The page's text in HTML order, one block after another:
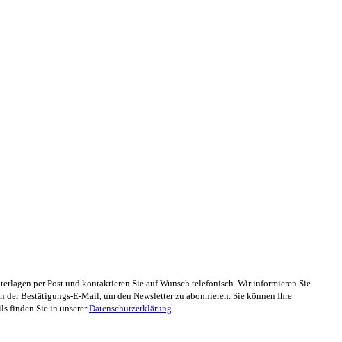
per Post und kontaktieren Sie auf Wunsch telefonisch. Wir informieren Sie
Bestätigungs-E-Mail, um den Newsletter zu abonnieren. Sie können Ihre
finden Sie in unsererDatenschutzerklärung